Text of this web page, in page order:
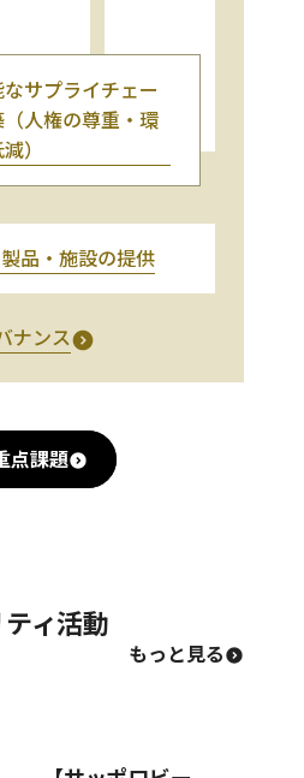
サプライチェー
人権の尊重・環
）
品・施設の提供
ナンス
点課題
ィ活動
もっと見る